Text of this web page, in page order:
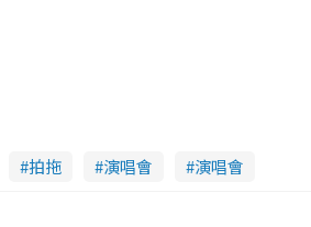
拍拖 演唱會 演唱會